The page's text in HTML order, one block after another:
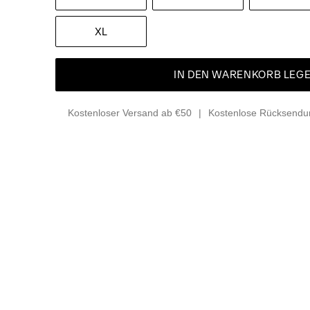
XL
IN DEN WARENKORB
Kostenloser Versand ab €50 Kostenlose